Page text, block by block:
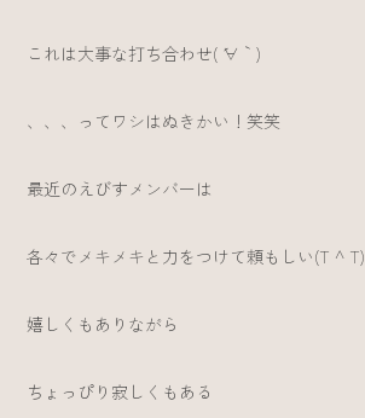
これは大事な打ち合わせ( ´∀｀)
、、、ってワシはぬきかい！笑笑
最近のえびすメンバーは
各々でメキメキと力をつけて頼もしい(T ^ T)
嬉しくもありながら
ちょっぴり寂しくもある